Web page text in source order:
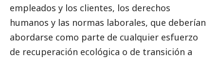
empleados y los clientes, los derechos
humanos y las normas laborales, que deberían
abordarse como parte de cualquier esfuerzo
de recuperación ecológica o de transición a